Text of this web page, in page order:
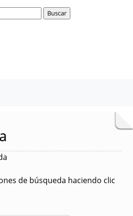
de búsqueda haciendo clic